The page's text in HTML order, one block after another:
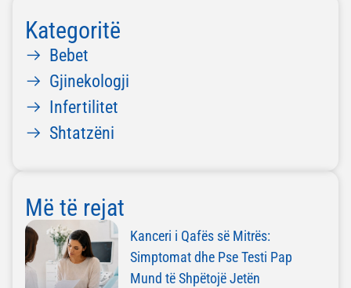
Kategoritë
Bebet
Gjinekologji
Infertilitet
Shtatzëni
Më të rejat
Kanceri i Qafës së Mitrës:
Simptomat dhe Pse Testi Pap
Mund të Shpëtojë Jetën